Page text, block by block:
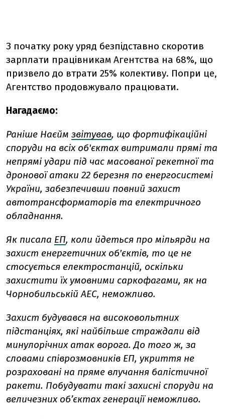
З початку року уряд безпідставно скоротив
зарплати працівникам Агентства на 68%, що
призвело до втрати 25% колективу. Попри це,
Агентство продовжувало працювати.
Нагадаємо:
Раніше Наєйм звітував, що фортифікаційні
споруди на всіх об'єктах витримали прямі та
непрямі удари під час масованої рекетної та
дронової атаки 22 березня по енергосистемі
України, забезпечивши повний захист
автотрансформаторів та електричного
обладнання.
Як писала ЕП, коли йдеться про мільярди на
захист енергетичних об'єктів, то це не
стосується електростанцій, оскільки
захистити їх умовними саркофагами, як на
Чорнобильській АЕС, неможливо.
Захист будувався на високовольтних
підстанціях, які найбільше страждали від
минулорічних атак ворога. До того ж, за
словами співрозмовників ЕП, укриття не
розраховані на пряме влучання балістичної
ракети. Побудувати такі захисні споруди на
величезних об’єктах генерації неможливо.